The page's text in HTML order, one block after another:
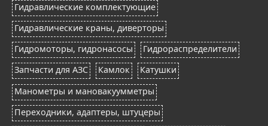
Гидравлические комплектующие
Гидравлические краны, диверторы
Гидромоторы, гидронасосы
Гидрораспределители
Запчасти для АЗС
Камлок
Катушки
Манометры и мановакуумметры
Переходники, адаптеры, штуцеры